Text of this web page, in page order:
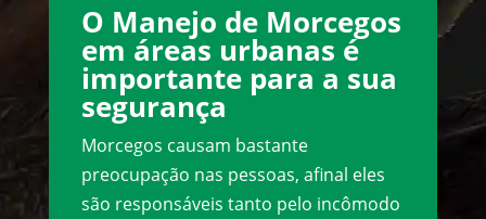
O Manejo de Morcegos
em áreas urbanas é
importante para a sua
segurança
Morcegos causam bastante
preocupação nas pessoas, afinal eles
são responsáveis tanto pelo incômodo